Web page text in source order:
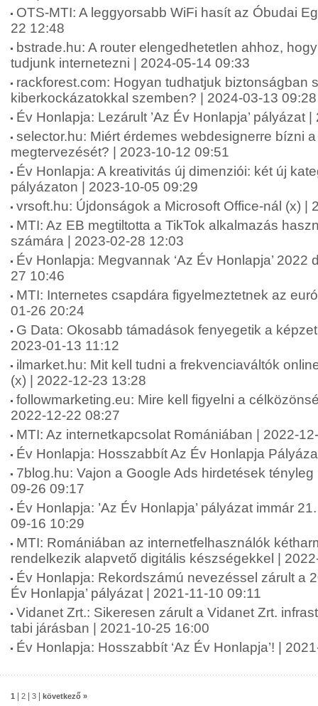
OTS-MTI: A leggyorsabb WiFi hasít az Óbudai
22 12:48
bstrade.hu: A router elengedhetetlen ahhoz,
tudjunk internetezni | 2024-05-14 09:33
rackforest.com: Hogyan tudhatjuk biztonságban
kiberkockázatokkal szemben? | 2024-03-13 09:28
Év Honlapja: Lezárult ’Az Év Honlapja’ pályázat
selector.hu: Miért érdemes webdesignerre bízni
megtervezését? | 2023-10-12 09:51
Év Honlapja: A kreativitás új dimenziói: két új
pályázaton | 2023-10-05 09:29
vrsoft.hu: Újdonságok a Microsoft Office-nál (x) |
MTI: Az EB megtiltotta a TikTok alkalmazás
számára | 2023-02-28 12:03
Év Honlapja: Megvannak ‘Az Év Honlapja’ 2022
27 10:46
MTI: Internetes csapdára figyelmeztetnek az
01-26 20:24
G Data: Okosabb támadások fenyegetik a
2023-01-13 11:12
ilmarket.hu: Mit kell tudni a frekvenciaváltók
(x) | 2022-12-23 13:28
followmarketing.eu: Mire kell figyelni a
2022-12-22 08:27
MTI: Az internetkapcsolat Romániában | 2022-
Év Honlapja: Hosszabbít Az Év Honlapja
7blog.hu: Vajon a Google Ads hirdetések
09-26 09:17
Év Honlapja: ’Az Év Honlapja’ pályázat immár
09-16 10:29
MTI: Romániában az internetfelhasználók
rendelkezik alapvető digitális készségekkel |
Év Honlapja: Rekordszámú nevezéssel zárult a
Év Honlapja’ pályázat | 2021-11-10 09:11
Vidanet Zrt.: Sikeresen zárult a Vidanet Zrt.
tabi járásban | 2021-10-25 16:00
Év Honlapja: Hosszabbít ‘Az Év Honlapja’! |
1 2 3 következő »